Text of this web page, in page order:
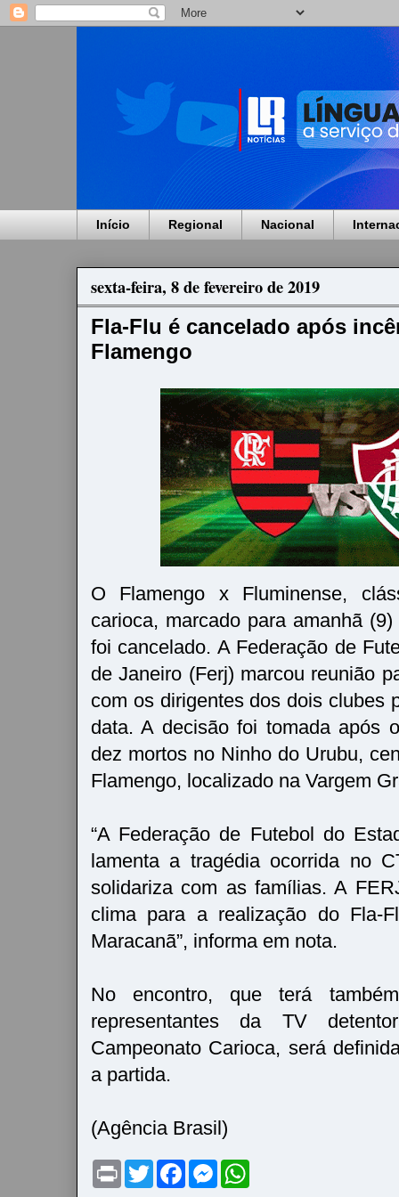
Início Regional Nacional
sexta-feira, 8 de fevereiro de 2019
Fla-Flu é cancelado após
Flamengo
O Flamengo x Fluminense,
carioca, marcado para amanhã
foi cancelado. A Federação de
de Janeiro (Ferj) marcou reunião
com os dirigentes dos dois clubes
data. A decisão foi tomada após
dez mortos no Ninho do Urubu,
Flamengo, localizado na Vargem
“A Federação de Futebol do
lamenta a tragédia ocorrida no
solidariza com as famílias. A
clima para a realização do Fla-
Maracanã”, informa em nota.
No encontro, que terá
representantes da TV
Campeonato Carioca, será
a partida.
(Agência Brasil)
P
T
w
F
a
M
e